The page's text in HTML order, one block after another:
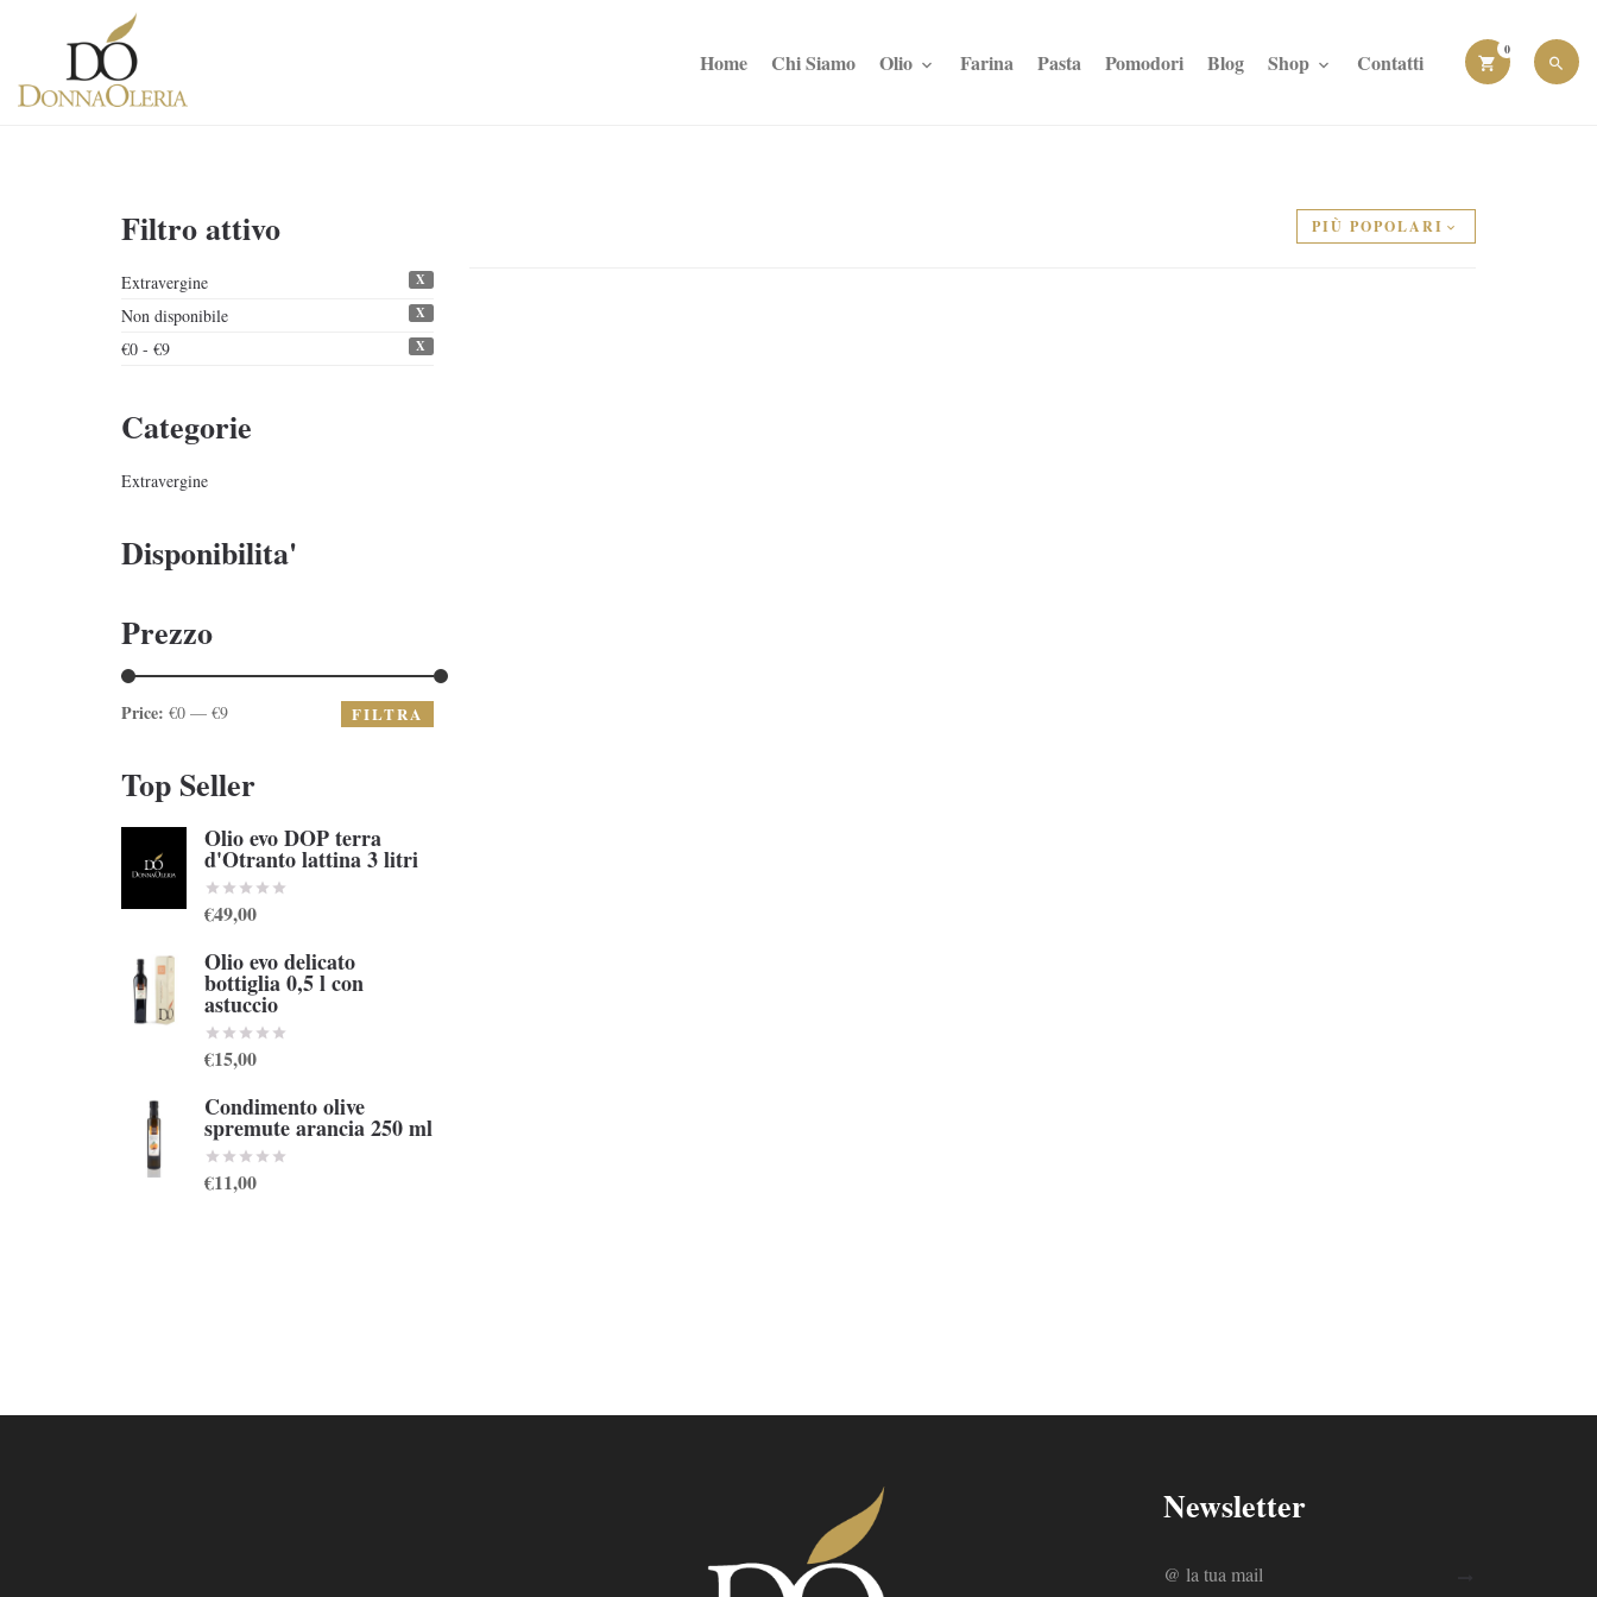
0
Home Chi Siamo Olio Farina Pasta Pomodori Blog Shop Contatti
Filtro attivo
Extravergine X
Non disponibile X
€0 - €9 X
Categorie
Extravergine
Disponibilita'
Prezzo
Price: €0 — €9 FILTRA
Top Seller
Olio evo DOP terra
d'Otranto lattina 3 litri
€49,00
Olio evo delicato
bottiglia 0,5 l con
astuccio
€15,00
Condimento olive
spremute arancia 250 ml
€11,00
PIÙ POPOLARI
Newsletter